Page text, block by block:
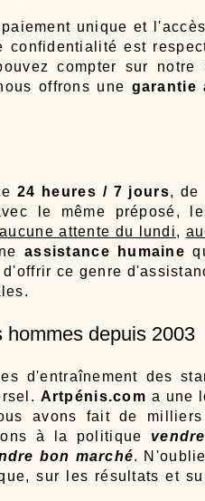
unique et
est
compter sur notre
offrons une garantie
24 heures / 7 jours, de
le même préposé,
aucune attente du lundi,
assistance humaine
ce genre
depuis 2003
d'entraînement des
Artpénis.com a une
avons fait de
à la politique
bon marché.
sur les résultats et